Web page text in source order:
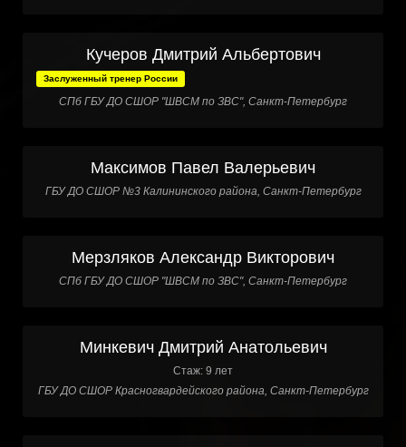
Кучеров Дмитрий Альбертович
Заслуженный тренер России
СПб ГБУ ДО СШОР "ШВСМ по ЗВС", Санкт-Петербург
Максимов Павел Валерьевич
ГБУ ДО СШОР №3 Калининского района, Санкт-Петербург
Мерзляков Александр Викторович
СПб ГБУ ДО СШОР "ШВСМ по ЗВС", Санкт-Петербург
Минкевич Дмитрий Анатольевич
Стаж: 9 лет
ГБУ ДО СШОР Красногвардейского района, Санкт-Петербург